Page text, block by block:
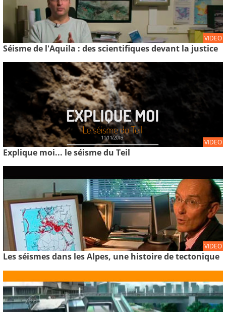
VIDEO
Séisme de l'Aquila : des scientifiques devant la justice
VIDEO
Explique moi... le séisme du Teil
VIDEO
Les séismes dans les Alpes, une histoire de tectonique